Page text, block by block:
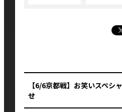
【6/6京都戦】お笑いスペシ
せ